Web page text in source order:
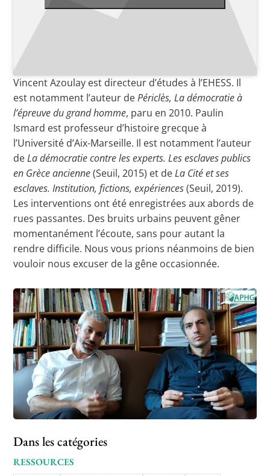
Critique d’ouvrages publiés
Culture
Vincent Azoulay est directeur d’études à l’EHESS. Il
est notamment l’auteur dePériclès, La démocratie à
l’épreuve du grand homme, paru en 2010. Paulin
Ismard est professeur d’histoire grecque à
l’Université d’Aix-Marseille. Il est notamment l’auteur
deLa démocratie contre les experts. Les esclaves publics
en Grèce ancienne(Seuil, 2015) et deLa Cité et ses
esclaves. Institution, fictions, expériences(Seuil, 2019).
Les interventions ont été enregistrées aux abords de
rues passantes. Des bruits urbains peuvent gêner
momentanément l’écoute, sans pour autant la
rendre difficile. Nous vous prions néanmoins de bien
vouloir nous excuser de la gêne occasionnée.
Dans les catégories
RESSOURCES